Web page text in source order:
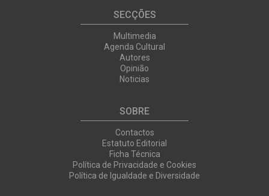
SECÇÕES
Multimedia
Agenda Cultural
Autores
Opinião
Noticias
SOBRE
Contactos
Estatuto Editorial
Ficha Técnica
Política de Privacidade e Cookies
Política de Igualdade e Diversidade